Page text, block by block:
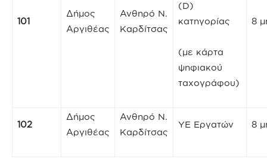
101
Δήμος
Αργιθέας
Ανθηρό Ν.
Καρδίτσας
(D)
κατηγορίας
(με κάρτα
ψηφιακού
ταχογράφου)
8
102
Δήμος
Αργιθέας
Ανθηρό Ν.
Καρδίτσας
ΥΕ Εργατών 8